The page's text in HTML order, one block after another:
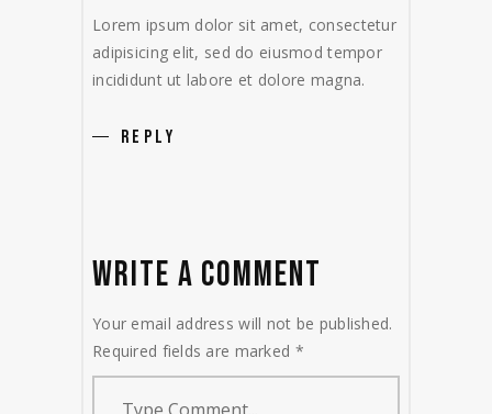
Lorem ipsum dolor sit amet, consectetur
adipisicing elit, sed do eiusmod tempor
incididunt ut labore et dolore magna.
REPLY
WRITE A COMMENT
Your email address will not be published.
Required fields are marked *